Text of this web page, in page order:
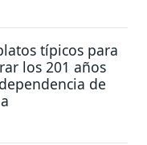
típicos para
los 201 años
de